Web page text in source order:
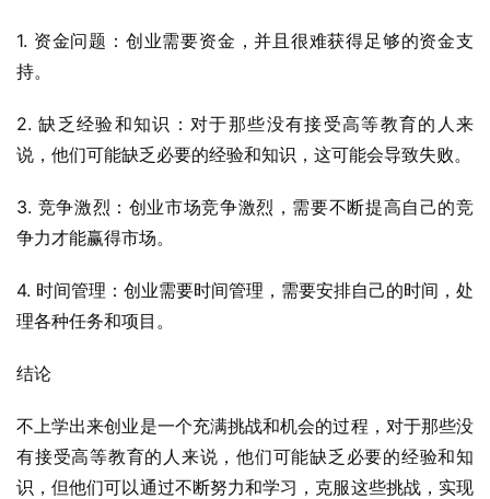
1. 资金问题：创业需要资金，并且很难获得足够的资金支
持。
2. 缺乏经验和知识：对于那些没有接受高等教育的人来
说，他们可能缺乏必要的经验和知识，这可能会导致失败。
3. 竞争激烈：创业市场竞争激烈，需要不断提高自己的竞
争力才能赢得市场。
4. 时间管理：创业需要时间管理，需要安排自己的时间，处
理各种任务和项目。
结论
不上学出来创业是一个充满挑战和机会的过程，对于那些没
有接受高等教育的人来说，他们可能缺乏必要的经验和知
识，但他们可以通过不断努力和学习，克服这些挑战，实现